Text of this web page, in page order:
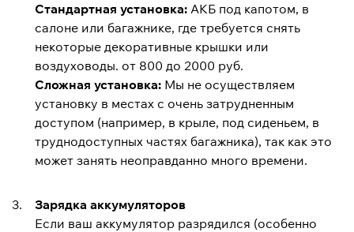
Стандартная установка: АКБ под капотом, в
салоне или багажнике, где требуется снять
некоторые декоративные крышки или
воздуховоды. от 800 до 2000 руб.
Сложная установка: Мы не осуществляем
установку в местах с очень затрудненным
доступом (например, в крыле, под сиденьем, в
труднодоступных частях багажника), так как это
может занять неоправданно много времени.
Зарядка аккумуляторов
Если ваш аккумулятор разрядился (особенно